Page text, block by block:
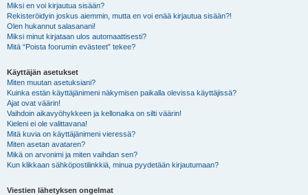
Miksi en voi kirjautua sisään?
Rekisteröidyin joskus aiemmin, mutta en voi enää kirjautua sisään?!
Olen hukannut salasanani!
Miksi minut kirjataan ulos automaattisesti?
Mitä “Poista foorumin evästeet” tekee?
Käyttäjän asetukset
Miten muutan asetuksiani?
Kuinka estän käyttäjänimeni näkymisen paikalla olevissa käyttäjissä?
Ajat ovat väärin!
Vaihdoin aikavyöhykkeen ja kellonaika on silti väärin!
Kieleni ei ole valittavana!
Mitä kuvia on käyttäjänimeni vieressä?
Miten asetan avataren?
Mikä on arvonimi ja miten vaihdan sen?
Kun klikkaan sähköpostilinkkiä, minua pyydetään kirjautumaan?
Viestien lähetyksen ongelmat